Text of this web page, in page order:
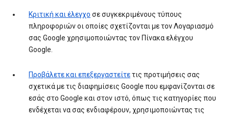
Κριτική και έλεγχο σε συγκεκριμένους τύπους
πληροφοριών οι οποίες σχετίζονται με τον Λογαριασμό
σας Google χρησιμοποιώντας τον Πίνακα ελέγχου
Google.
Προβάλετε και επεξεργαστείτετις προτιμήσεις σας
σχετικά με τις διαφημίσεις Google που εμφανίζονται σε
εσάς στο Google και στον ιστό, όπως τις κατηγορίες που
ενδέχεται να σας ενδιαφέρουν, χρησιμοποιώντας τις